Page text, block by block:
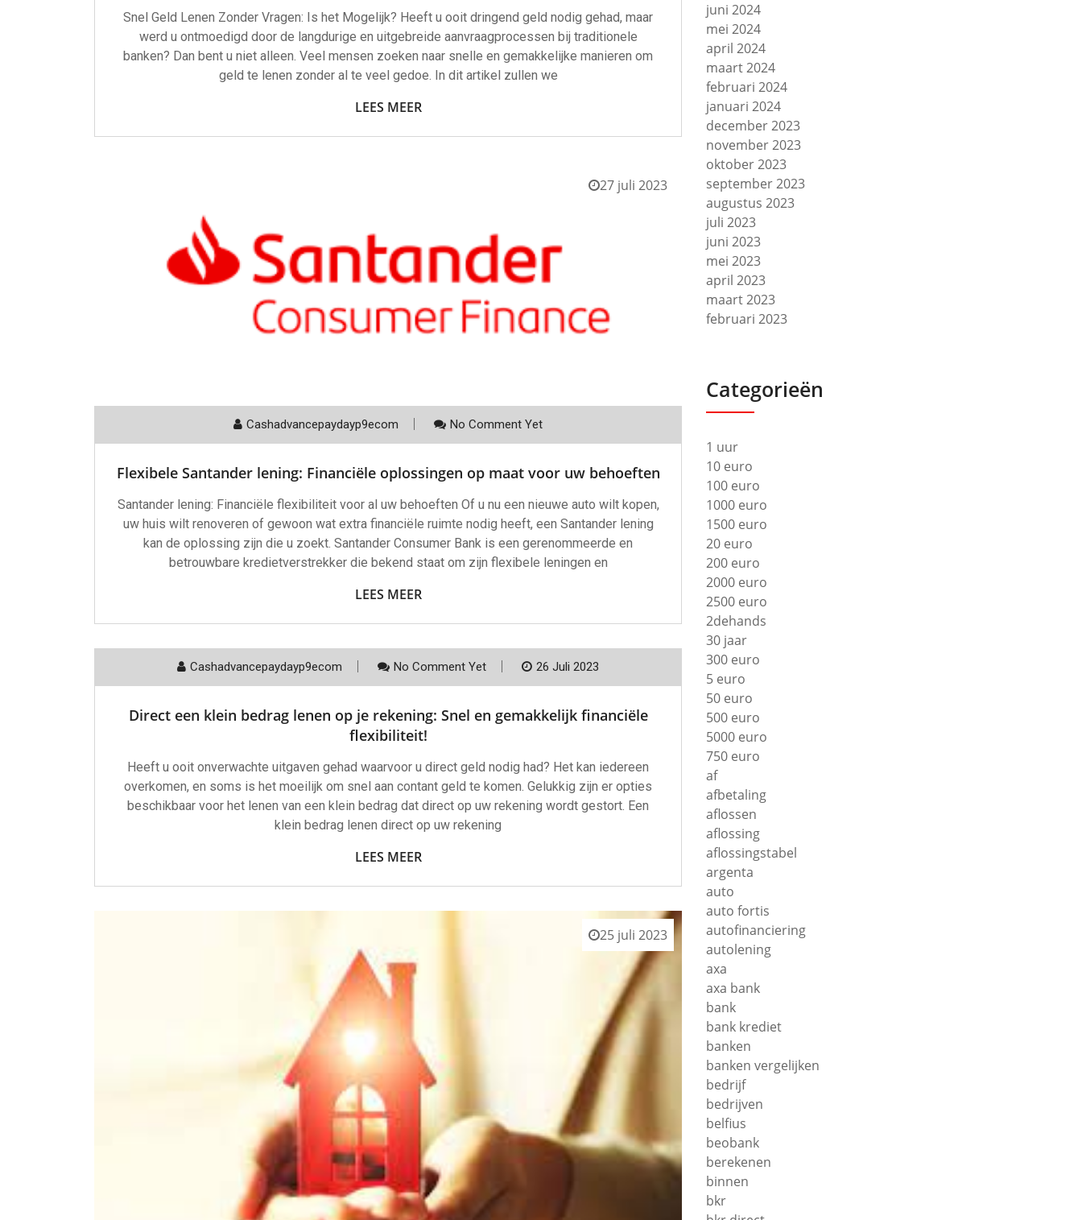
Snel Geld Lenen Zonder Vragen: Is het Mogelijk? Heeft u ooit dringend geld nodig gehad, maar
werd u ontmoedigd door de langdurige en uitgebreide aanvraagprocessen bij traditionele
banken? Dan bent u niet alleen. Veel mensen zoeken naar snelle en gemakkelijke manieren om
geld te lenen zonder al te veel gedoe. In dit artikel zullen we
LEES MEER
27 juli 2023
Cashadvancepaydayp9ecom No Comment Yet
Flexibele Santander lening: Financiële oplossingen op maat voor uw behoeften
Santander lening: Financiële flexibiliteit voor al uw behoeften Of u nu een nieuwe auto wilt kopen,
uw huis wilt renoveren of gewoon wat extra financiële ruimte nodig heeft, een Santander lening
kan de oplossing zijn die u zoekt. Santander Consumer Bank is een gerenommeerde en
betrouwbare kredietverstrekker die bekend staat om zijn flexibele leningen en
LEES MEER
Cashadvancepaydayp9ecom No Comment Yet 26 Juli 2023
Direct een klein bedrag lenen op je rekening: Snel en gemakkelijk financiële
flexibiliteit!
Heeft u ooit onverwachte uitgaven gehad waarvoor u direct geld nodig had? Het kan iedereen
overkomen, en soms is het moeilijk om snel aan contant geld te komen. Gelukkig zijn er opties
beschikbaar voor het lenen van een klein bedrag dat direct op uw rekening wordt gestort. Een
klein bedrag lenen direct op uw rekening
LEES MEER
25 juli 2023
juni 2024
mei 2024
april 2024
maart 2024
februari 2024
januari 2024
december 2023
november 2023
oktober 2023
september 2023
augustus 2023
juli 2023
juni 2023
mei 2023
april 2023
maart 2023
februari 2023
Categorieën
1 uur
10 euro
100 euro
1000 euro
1500 euro
20 euro
200 euro
2000 euro
2500 euro
2dehands
30 jaar
300 euro
5 euro
50 euro
500 euro
5000 euro
750 euro
af
afbetaling
aflossen
aflossing
aflossingstabel
argenta
auto
auto fortis
autofinanciering
autolening
axa
axa bank
bank
bank krediet
banken
banken vergelijken
bedrijf
bedrijven
belfius
beobank
berekenen
binnen
bkr